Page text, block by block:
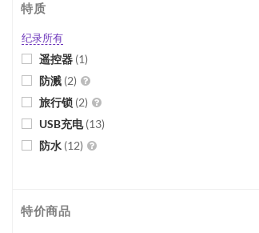
特质
纪录所有
遥控器 (1)
防溅 (2)
旅行锁 (2)
USB充电(13)
防水 (12)
特价商品